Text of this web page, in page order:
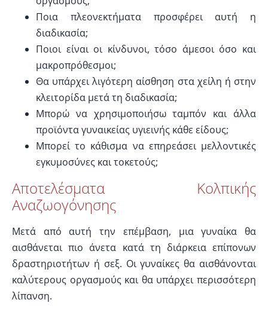
Ποια πλεονεκτήματα προσφέρει αυτή η
διαδικασία;
Ποιοι είναι οι κίνδυνοι, τόσο άμεσοι όσο και
μακροπρόθεσμοι;
Θα υπάρχει λιγότερη αίσθηση στα χείλη ή στην
κλειτορίδα μετά τη διαδικασία;
Μπορώ να χρησιμοποιήσω ταμπόν και άλλα
προϊόντα γυναικείας υγιεινής κάθε είδους;
Μπορεί το κάθισμα να επηρεάσει μελλοντικές
εγκυμοσύνες και τοκετούς;
Αποτελέσματα Κολπικής
Αναζωογόνησης
Μετά από αυτή την επέμβαση, μια γυναίκα θα
αισθάνεται πιο άνετα κατά τη διάρκεια επίπονων
δραστηριοτήτων ή σεξ. Οι γυναίκες θα αισθάνονται
καλύτερους οργασμούς και θα υπάρχει περισσότερη
λίπανση.